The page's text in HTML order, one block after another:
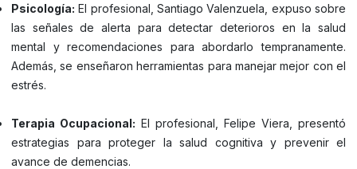
Psicología: El profesional, Santiago Valenzuela, expuso sobre
las señales de alerta para detectar deterioros en la salud
mental y recomendaciones para abordarlo tempranamente.
Además, se enseñaron herramientas para manejar mejor con el
estrés.
Terapia Ocupacional: El profesional, Felipe Viera, presentó
estrategias para proteger la salud cognitiva y prevenir el
avance de demencias.